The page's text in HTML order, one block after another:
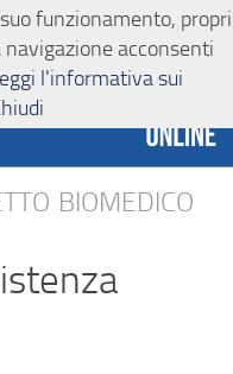
biomedico
funzionamento, propri
acconsenti
l'informativa sui